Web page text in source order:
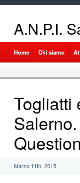
A.N.P.I.
Home Chi siamo
Togliatti
Marzo 11th, 2015